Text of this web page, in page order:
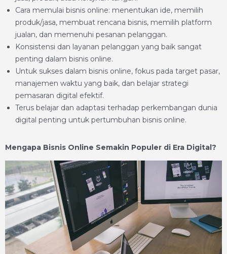
Cara memulai bisnis online: menentukan ide, memilih
produk/jasa, membuat rencana bisnis, memilih platform
jualan, dan memenuhi pesanan pelanggan.
Konsistensi dan layanan pelanggan yang baik sangat
penting dalam bisnis online.
Untuk sukses dalam bisnis online, fokus pada target pasar,
manajemen waktu yang baik, dan belajar strategi
pemasaran digital efektif.
Terus belajar dan adaptasi terhadap perkembangan dunia
digital penting untuk pertumbuhan bisnis online.
Mengapa Bisnis Online Semakin Populer di Era Digital?